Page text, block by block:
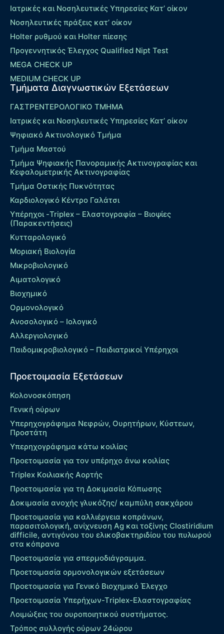
Ιατρικές και Νοσηλευτικές Υπηρεσίες Κατ’ οίκον
Νοσηλευτικές πράξεις κατ’ οίκον
Holter ρυθμού και Holter πίεσης
Προγεννητικός Έλεγχος Qualified Nipt Test
MEGA CHECK UP
MEDIUM CHECK UP
Τμήματα Διαγνωστικών Εξετάσεων
ΓΑΣΤΡΕΝΤΕΡΟΛΟΓΙΚΟ ΤΜΗΜΑ
Ιατρικές και Νοσηλευτικές Υπηρεσίες Κατ’ οίκον
Ψηφιακό Ακτινολογικό Τμήμα
Τμήμα Μαστού
Τμήμα Ψηφιακής Πανοραμικής Ακτινογραφίας και
Κεφαλομετρικής Ακτινογραφίας
Τμήμα Οστικής Πυκνότητας
Καρδιολογικό Κέντρο Γαλάτσι
Υπέρηχοι -Triplex – Eλαστογραφία – Βιοψίες
(Παρακεντήσεις)
Κυτταρολογικό
Μοριακή Βιολογία
Μικροβιολογικό
Αιματολογικό
Βιοχημικό
Ορμονολογικό
Ανοσολογικό – Ιολογικό
Αλλεργιολογικό
Παιδομικροβιολογικό – Παιδιατρικοί Υπέρηχοι
Προετοιμασία Εξετάσεων
Κολονοσκόπηση
Γενική ούρων
Υπερηχογράφημα Νεφρών, Ουρητήρων, Κύστεων,
Προστάτη
Υπερηχογράφημα κάτω κοιλίας
Προετοιμασία για τον υπέρηχο άνω κοιλίας
Τriplex Kοιλιακής Αορτής
Προετοιμασία για τη Δοκιμασία Κόπωσης
Δοκιμασία ανοχής γλυκόζης/ καμπύλη σακχάρου
Προετοιμασία για καλλιέργεια κοπράνων,
παρασιτολογική, ανίχνευση Ag και τοξίνης Clostiridium
difficile, αντιγόνου του ελικοβακτηριδίου του πυλωρού
στα κόπρανα
Προετοιμασία για σπερμοδιάγραμμα.
Προετοιμασία ορμονολογικών εξετάσεων
Προετοιμασία για Γενικό Βιοχημικό Έλεγχο
Προετοιμασία Υπερήχων-Τriplex-Ελαστογραφίας
Λοιμώξεις του ουροποιητικού συστήματος.
Τρόπος συλλογής ούρων 24ώρου